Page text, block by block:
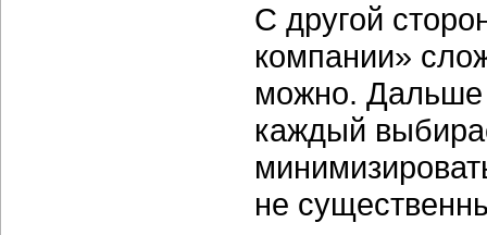
С другой
компании»
можно. Дальше
каждый
не